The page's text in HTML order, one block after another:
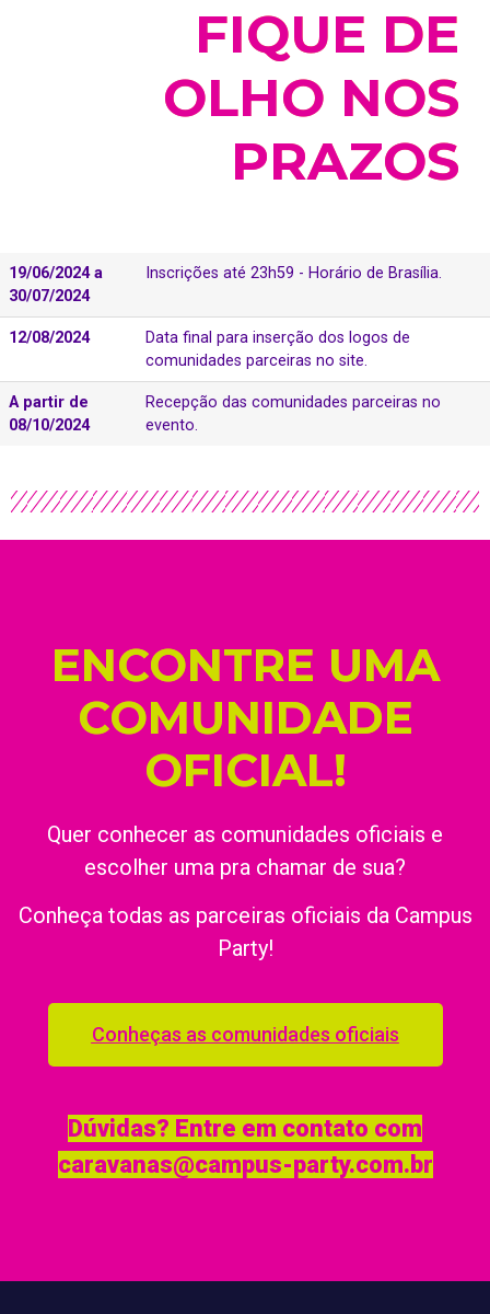
FIQUE DE
OLHO NOS
PRAZOS
19/06/2024 a
30/07/2024
Inscrições até 23h59 - Horário de Brasília.
12/08/2024
Data final para inserção dos logos de
comunidades parceiras no site.
A partir de
08/10/2024
Recepção das comunidades parceiras no
evento.
ENCONTRE UMA
COMUNIDADE
OFICIAL!
Quer conhecer as comunidades oficiais e
escolher uma pra chamar de sua?
Conheça todas as parceiras oficiais da Campus
Party!
Conheças as comunidades oficiais
Dúvidas? Entre em contato com
caravanas@campus-party.com.br